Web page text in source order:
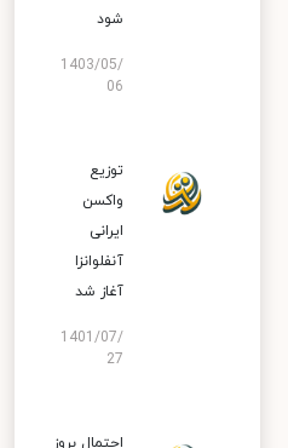
شود
1403/05/
06
توزیع
واکسن
ایرانی
آنفلوانزا
آغاز شد
1401/07/
27
احتمال بروز